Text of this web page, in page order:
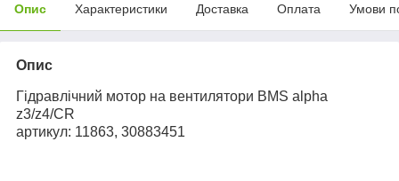
Опис Характеристики Доставка Оплата Умови
Опис
Гідравлічний мотор на вентилятори BMS alpha
z3/z4/CR
артикул: 11863, 30883451